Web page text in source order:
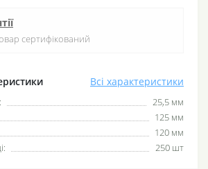
Всі характеристики
25,5 мм
125 мм
120 мм
250 шт
сертифікований